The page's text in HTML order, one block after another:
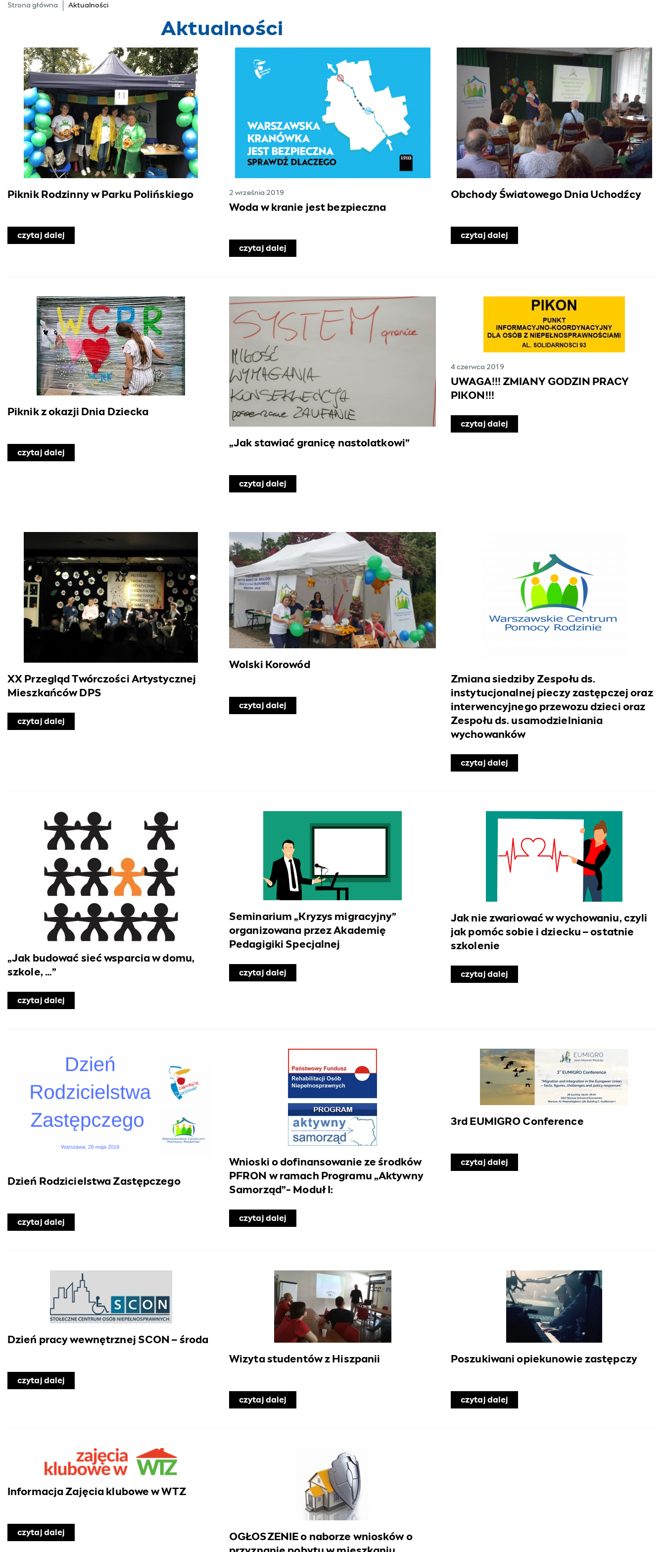
Strona główna Aktualności
Aktualności
Piknik Rodzinny w Parku Polińskiego
czytaj dalej
2 września 2019
Woda w kranie jest bezpieczna
czytaj dalej
Obchody Światowego Dnia Uchodźcy
czytaj dalej
Piknik z okazji Dnia Dziecka
czytaj dalej
„Jak stawiać granicę nastolatkowi”
czytaj dalej
4 czerwca 2019
UWAGA!!! ZMIANY GODZIN PRACY
PIKON!!!
czytaj dalej
XX Przegląd Twórczości Artystycznej
Mieszkańców DPS
czytaj dalej
Wolski Korowód
czytaj dalej
Zmiana siedziby Zespołu ds.
instytucjonalnej pieczy zastępczej oraz
interwencyjnego przewozu dzieci oraz
Zespołu ds. usamodzielniania
wychowanków
czytaj dalej
„Jak budować sieć wsparcia w domu,
szkole, …”
czytaj dalej
Seminarium „Kryzys migracyjny”
organizowana przez Akademię
Pedagigiki Specjalnej
czytaj dalej o Seminarium „Kryzys migracyjny” organizowana przez Akademię Pedagigiki Specjalnej
Jak nie zwariować w wychowaniu, czyli
jak pomóc sobie i dziecku – ostatnie
szkolenie
czytaj dalej
Dzień Rodzicielstwa Zastępczego
czytaj dalej
Wnioski o dofinansowanie ze środków
PFRON w ramach Programu „Aktywny
Samorząd”- Moduł I:
czytaj dalej
3rd EUMIGRO Conference
czytaj dalej
Dzień pracy wewnętrznej SCON – środa
czytaj dalej
Wizyta studentów z Hiszpanii
czytaj dalej
Poszukiwani opiekunowie zastępczy
czytaj dalej
Informacja Zajęcia klubowe w WTZ
czytaj dalej
OGŁOSZENIE o naborze wniosków o